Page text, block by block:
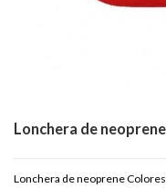
Lonchera de neoprene
Lonchera de neoprene